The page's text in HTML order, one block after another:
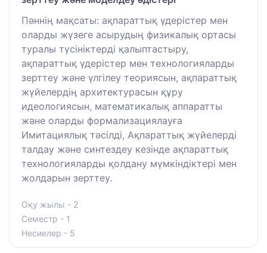
Пәннің мақсаты: ақпараттық үдерістер мен
оларды жүзеге асырудың физикалық ортасы
туралы түсініктерді қалыптастыру,
ақпараттық үдерістер мен технологияларды
зерттеу және үлгілеу теориясын, ақпараттық
жүйелердің архитектурасын құру
идеологиясын, математикалық аппаратты
және оларды формализациялауға
Имитациялық тәсілді, Ақпараттық жүйелерді
талдау және синтездеу кезінде ақпараттық
технологияларды қолдану мүмкіндіктері мен
жолдарын зерттеу.
Оқу жылы - 2
Семестр - 1
Несиелер - 5